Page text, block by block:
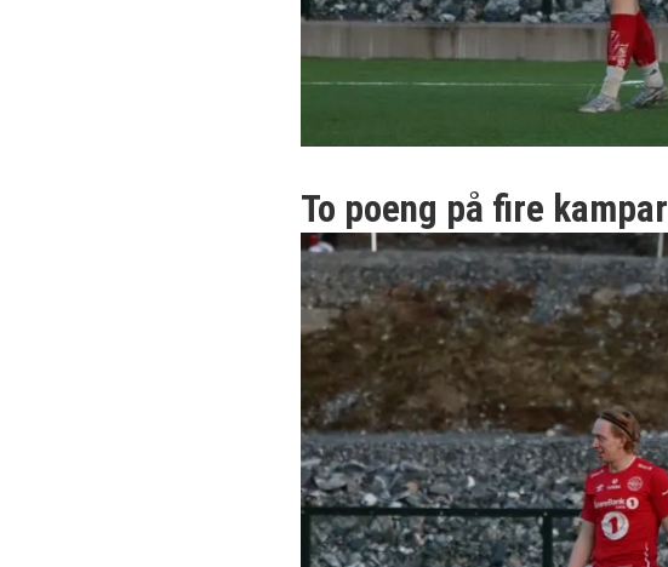
To poeng på fire kampar